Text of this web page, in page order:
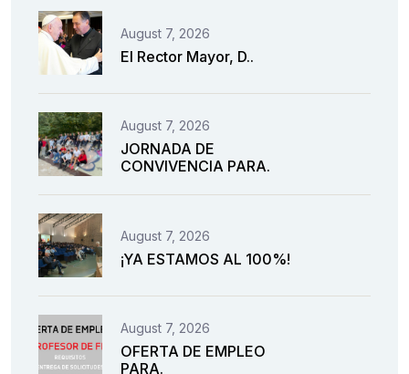
August 7, 2026
El Rector Mayor, D..
August 7, 2026
JORNADA DE
CONVIVENCIA PARA.
August 7, 2026
¡YA ESTAMOS AL 100%!
August 7, 2026
OFERTA DE EMPLEO
PARA.